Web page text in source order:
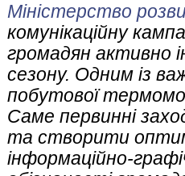
Міністерство
комунікаційну
громадян активно
сезону. Одним із
побутової
Саме первинні
та створити
інформаційно-